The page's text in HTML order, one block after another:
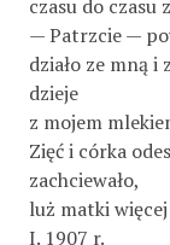
czasu do czasu
— Patrzcie —
działo ze mną i
dzieje
z mojem
Zięć i córka
zachciewało,
luż matki
I. 1907 r.